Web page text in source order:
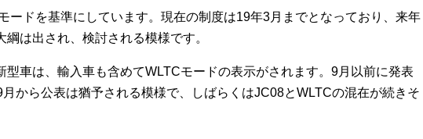
ードを基準にしています。現在の制度は19年3月までとなっており、来年
は出され、検討される模様です。
型車は、輸入車も含めてWLTCモードの表示がされます。9月以前に発表
から公表は猶予される模様で、しばらくはJC08とWLTCの混在が続きそ